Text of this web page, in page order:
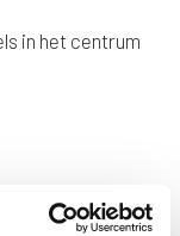
in het centrum